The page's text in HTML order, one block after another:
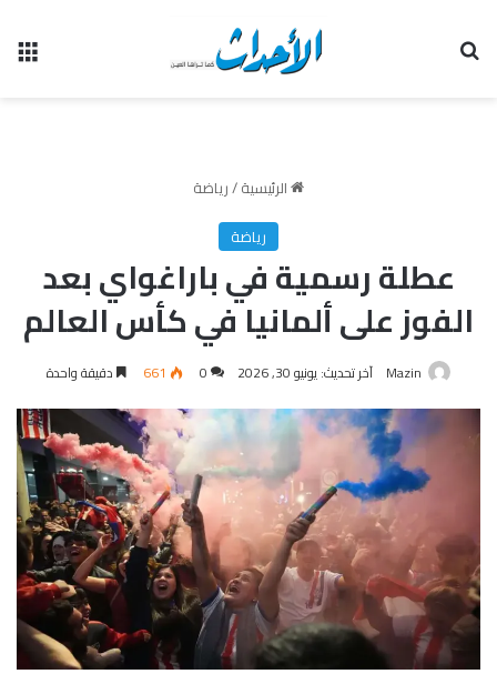
الرئيسية/رياضة
رياضة
عطلة رسمية في باراغواي بعد
الفوز على ألمانيا في كأس العالم
Mazin آخر تحديث: يونيو 30, 2026 0
661 دقيقة واحدة